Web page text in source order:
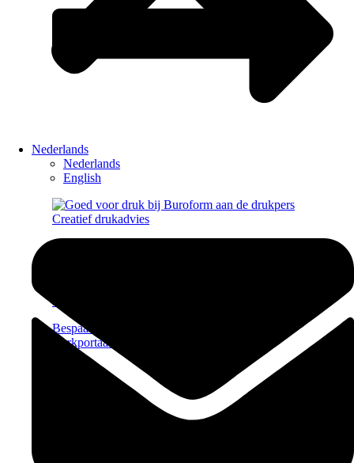
Nederlands
Nederlands
English
Creatief drukadvies
Brandportal
Bespaar tijd, energie en kosten met een eigen
merkportaal.